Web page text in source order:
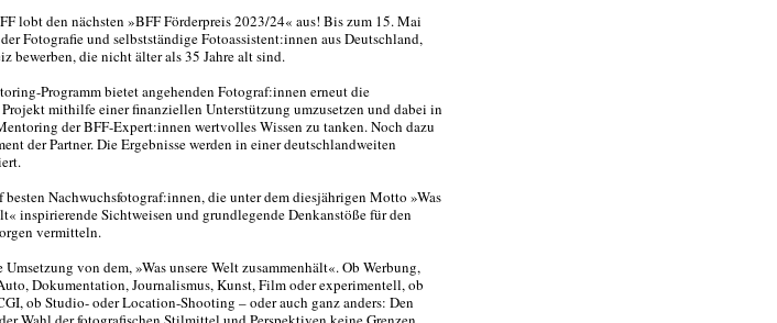
lobt den nächsten »BFF Förderpreis 2023/24« aus! Bis zum 15. Mai
Fotografie und selbstständige Fotoassistent:innen aus Deutschland,
bewerben, die nicht älter als 35 Jahre alt sind.
Programm bietet angehenden Fotograf:innen erneut die
mithilfe einer finanziellen Unterstützung umzusetzen und dabei in
der BFF-Expert:innen wertvolles Wissen zu tanken. Noch dazu
der Partner. Die Ergebnisse werden in einer deutschlandweiten
besten Nachwuchsfotograf:innen, die unter dem diesjährigen Motto »Was
inspirierende Sichtweisen und grundlegende Denkanstöße für den
vermitteln.
von dem, »Was unsere Welt zusammenhält«. Ob Werbung,
Dokumentation, Journalismus, Kunst, Film oder experimentell, ob
ob Studio- oder Location-Shooting – oder auch ganz anders: Den